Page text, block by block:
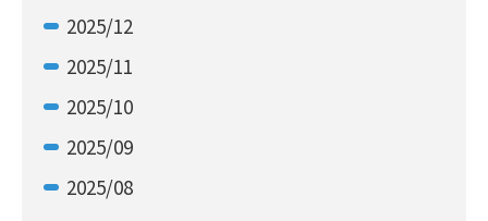
2025/12
2025/11
2025/10
2025/09
2025/08